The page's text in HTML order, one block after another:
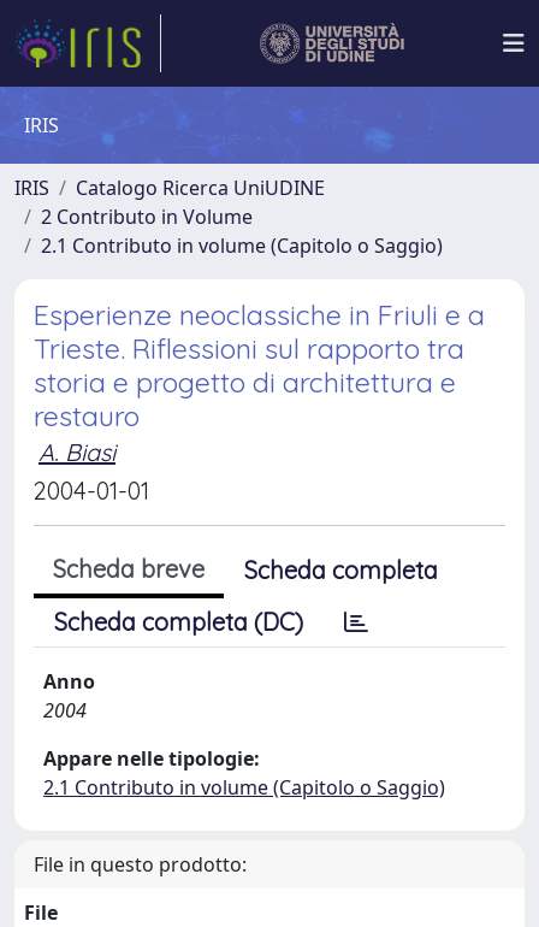
IRIS
IRIS
Catalogo Ricerca UniUDINE
2 Contributo in Volume
2.1 Contributo in volume (Capitolo o Saggio)
Esperienze neoclassiche in Friuli e a
Trieste. Riflessioni sul rapporto tra
storia e progetto di architettura e
restauro
A. Biasi
2004-01-01
Scheda breve
Scheda completa
Scheda completa (DC)
Anno
2004
Appare nelle tipologie:
2.1 Contributo in volume (Capitolo o Saggio)
File in questo prodotto:
File